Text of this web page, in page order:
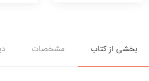
بخشی از کتاب مشخصات